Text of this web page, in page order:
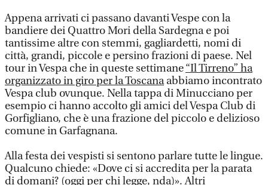
Appena arrivati ci passano davanti Vespe con la
bandiere dei Quattro Mori della Sardegna e poi
tantissime altre con stemmi, gagliardetti, nomi di
città, grandi, piccole e persino frazioni di paese. Nel
tour in Vespa che in queste settimane“Il Tirreno” ha
organizzato in giro per la Toscanaabbiamo incontrato
Vespa club ovunque. Nella tappa di Minucciano per
esempio ci hanno accolto gli amici del Vespa Club di
Gorfigliano, che è una frazione del piccolo e delizioso
comune in Garfagnana.
Alla festa dei vespisti si sentono parlare tutte le lingue.
Qualcuno chiede: «Dove ci si accredita per la parata
di domani? (oggi per chi legge, nda)». Altri